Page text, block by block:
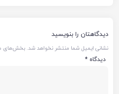
دیدگاهتان را بنویسید
نشانی ایمیل شما منتشر نخواهد شد. بخش‌های
دیدگاه *